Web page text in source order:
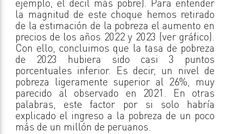
ejemplo, el decil más pobre). Para entender
la magnitud de este choque hemos retirado
de la estimación de la pobreza el aumento en
precios de los años 2022 y 2023 (ver gráfico).
Con ello, concluimos que la tasa de pobreza
de 2023 hubiera sido casi 3 puntos
porcentuales inferior. Es decir, un nivel de
pobreza ligeramente superior al 26%, muy
parecido al observado en 2021. En otras
palabras, este factor por si solo habría
explicado el ingreso a la pobreza de un poco
más de un millón de peruanos.